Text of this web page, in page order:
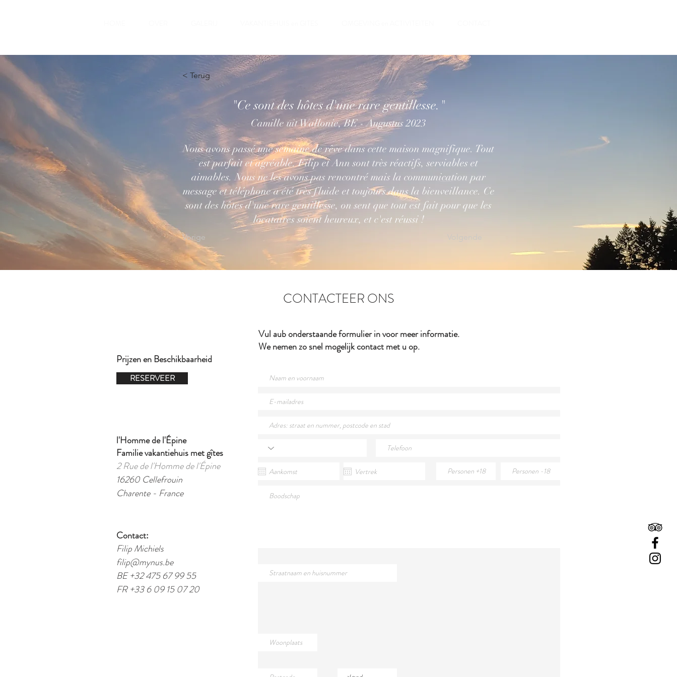
< Terug
"Ce sont des hôtes d'une rare gentillesse."
Camille uit Wallonie, BE - Augustus 2023
Nous avons passé une semaine de rêve dans cette maison magnifique. Tout
est parfait et agréable. Filip et Ann sont très réactifs, serviables et
aimables. Nous ne les avons pas rencontré mais la communication par
message et téléphone a été très fluide et toujours dans la bienveillance. Ce
sont des hôtes d'une rare gentillesse, on sent que tout est fait pour que les
locataires soient heureux, et c'est réussi !
Vorige Volgende
CONTACTEER ONS
Vul aub onderstaande formulier in voor meer informatie.
We nemen zo snel mogelijk contact met u op.
Prijzen en Beschikbaarheid
RESERVEER
l'Homme de l'Épine
Familie vakantiehuis met gîtes
2 Rue de l'Homme de l'Épine
16260 Cellefrouin
Charente - France
Contact:
Filip Michiels
filip@mynus.be
BE +32 475 67 99 55
FR +33 6 09 15 07 20